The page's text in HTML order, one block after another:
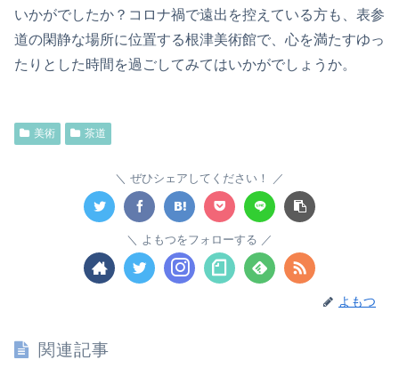
いかがでしたか？コロナ禍で遠出を控えている方も、表参
道の閑静な場所に位置する根津美術館で、心を満たすゆっ
たりとした時間を過ごしてみてはいかがでしょうか。
美術 茶道
ぜひシェアしてください！
よもつをフォローする
よもつ
関連記事